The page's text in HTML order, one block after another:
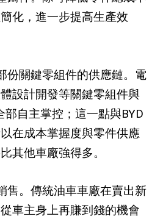
化，進一步提高生產效
份關鍵零組件的供應鏈。電
設計開發等關鍵零組件與
部自主掌控；這一點與BYD
在成本掌握度與零件供應
其他車廠強得多。
售。傳統油車車廠在賣出新
車主身上再賺到錢的機會